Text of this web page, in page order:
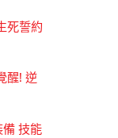
死誓約
醒! 逆
技能